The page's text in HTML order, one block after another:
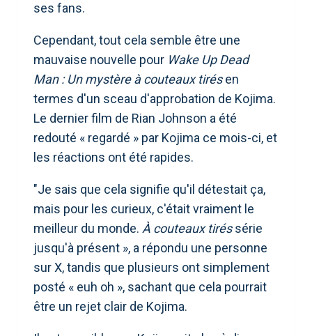
ses fans.
Cependant, tout cela semble être une
mauvaise nouvelle pour Wake Up Dead
Man : Un mystère à couteaux tirésen
termes d'un sceau d'approbation de Kojima.
Le dernier film de Rian Johnson a été
redouté « regardé » par Kojima ce mois-ci, et
les réactions ont été rapides.
"Je sais que cela signifie qu'il détestait ça,
mais pour les curieux, c'était vraiment le
meilleur du monde. À couteaux tiréssérie
jusqu'à présent », a répondu une personne
sur X, tandis que plusieurs ont simplement
posté « euh oh », sachant que cela pourrait
être un rejet clair de Kojima.